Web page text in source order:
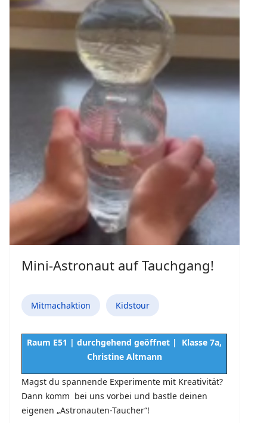
Mini-Astronaut auf Tauchgang!
Mitmachaktion Kidstour
Raum E51 | durchgehend geöffnet | Klasse 7a,
Christine Altmann
Magst du spannende Experimente mit Kreativität?
Dann komm bei uns vorbei und bastle deinen
eigenen „Astronauten-Taucher“!